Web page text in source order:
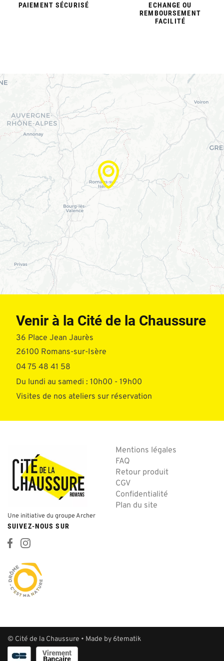
PAIEMENT SÉCURISÉ
ECHANGE OU
REMBOURSEMENT
FACILITÉ
Venir à la Cité de la Chaussure
36 Place Jean Jaurès
26100 Romans-sur-Isère
04 75 48 41 58
Du lundi au samedi : 10h00 - 19h00
Visites de nos ateliers sur réservation
Une initiative du groupe Archer
Mentions légales
FAQ
Retour produit
CGV
Confidentialité
Plan du site
SUIVEZ-NOUS SUR
© Cité de la Chaussure • Made by 6tematik